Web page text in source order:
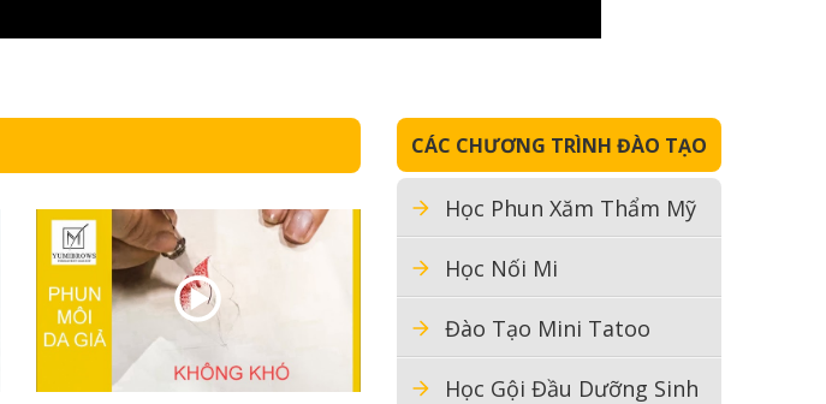
CÁC CHƯƠNG TRÌNH ĐÀO TẠO
Học Phun Xăm Thẩm Mỹ
Học Nối Mi
Đào Tạo Mini Tatoo
Học Gội Đầu Dưỡng Sinh